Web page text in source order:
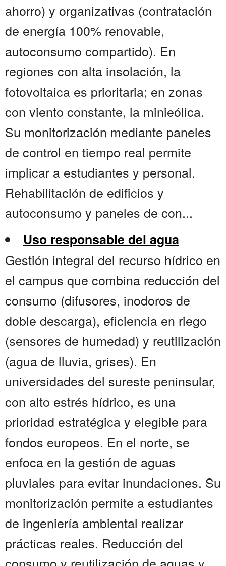
ahorro) y organizativas (contratación
de energía 100% renovable,
autoconsumo compartido). En
regiones con alta insolación, la
fotovoltaica es prioritaria; en zonas
con viento constante, la minieólica.
Su monitorización mediante paneles
de control en tiempo real permite
implicar a estudiantes y personal.
Rehabilitación de edificios y
autoconsumo y paneles de con...
Uso responsable del agua
Gestión integral del recurso hídrico en
el campus que combina reducción del
consumo (difusores, inodoros de
doble descarga), eficiencia en riego
(sensores de humedad) y reutilización
(agua de lluvia, grises). En
universidades del sureste peninsular,
con alto estrés hídrico, es una
prioridad estratégica y elegible para
fondos europeos. En el norte, se
enfoca en la gestión de aguas
pluviales para evitar inundaciones. Su
monitorización permite a estudiantes
de ingeniería ambiental realizar
prácticas reales. Reducción del